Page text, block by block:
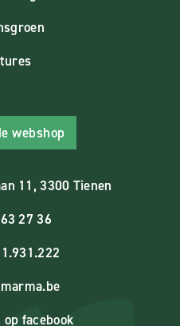
webshop
11, 3300 Tienen
27 36
op facebook